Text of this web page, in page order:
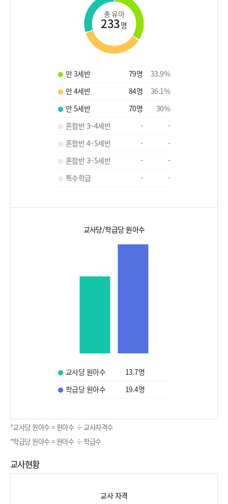
총 유아
233명
만 3세반 79명 33.9%
만 4세반
84명 36.1%
만 5세반
70명 30%
혼합반 3~4세반
-
-
혼합반 4~5세반
-
-
혼합반 3~5세반
-
-
특수학급
- -
교사당/학급당 원아수
교사당 원아수 13.7명
학급당 원아수
19.4명
*교사당 원아수 = 원아수 ÷ 교사자격수
*학급당 원아수 = 원아수 ÷ 학급수
교사현황
교사 자격